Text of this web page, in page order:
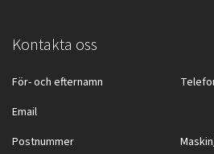
Kontakta oss